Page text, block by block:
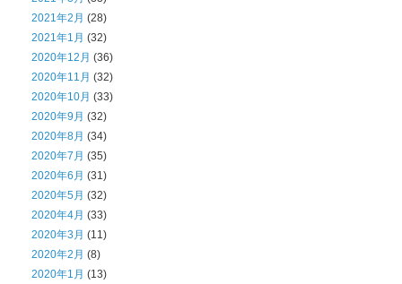
2021年2月 (28)
2021年1月 (32)
2020年12月 (36)
2020年11月 (32)
2020年10月 (33)
2020年9月 (32)
2020年8月 (34)
2020年7月 (35)
2020年6月 (31)
2020年5月 (32)
2020年4月 (33)
2020年3月 (11)
2020年2月 (8)
2020年1月 (13)